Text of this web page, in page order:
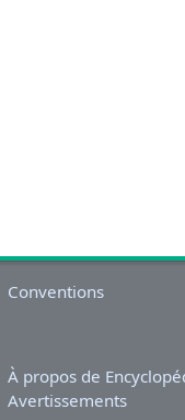
Conventions
À propos de
Avertissements